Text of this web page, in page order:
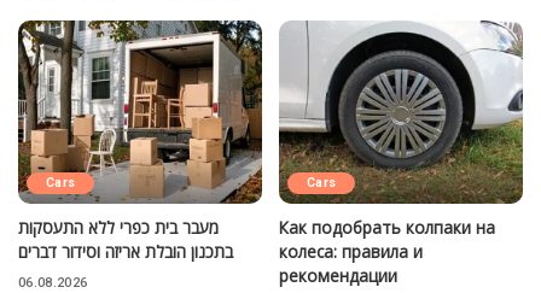
Cars
מעבר בית כפרי ללא התעסקות
בתכנון הובלת אריזה וסידור דברים
06.08.2026
Cars
Как подобрать колпаки на
колеса: правила и
рекомендации